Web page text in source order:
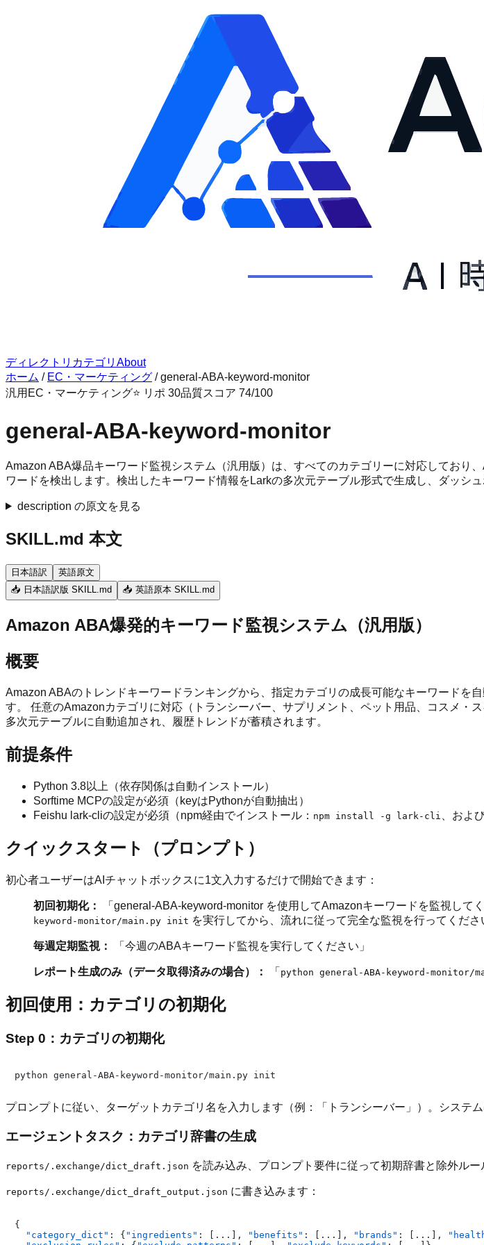
ディレクトリ カテゴリ About
ホーム / EC・マーケティング /general-ABA-keyword-monitor
汎用 EC・マーケティング⭐ リポ 30品質スコア 74/100
general-ABA-keyword-monitor
Amazon ABA爆品キーワード監視システム（汎用版）は、すべてのカテゴリーに対応してお
ワードを検出します。検出したキーワード情報をLarkの多次元テーブル形式で生成し、ダッシ
description の原文を見る
SKILL.md 本文
日本語訳
英語原文
📥 日本語訳版 SKILL.md
📥 英語原本 SKILL.md
Amazon ABA爆発的キーワード監視システム（汎用版）
概要
Amazon ABAのトレンドキーワードランキングから、指定カテゴリの成長可能なキーワードを
す。 任意のAmazonカテゴリに対応（トランシーバー、サプリメント、ペット用品、コスメ・
多次元テーブルに自動追加され、履歴トレンドが蓄積されます。
前提条件
Python 3.8以上（依存関係は自動インストール）
Sorftime MCPの設定が必須（keyはPythonが自動抽出）
Feishu lark-cliの設定が必須（npm経由でインストール： npm install -g lark-cli 、およ
クイックスタート（プロンプト）
初心者ユーザーはAIチャットボックスに1文入力するだけで開始できます：
初回初期化： 「general-ABA-keyword-monitor を使用してAmazonキーワードを監視して
keyword-monitor/main.py init を実行してから、流れに従って完全な監視を行ってくださ
毎週定期監視： 「今週のABAキーワード監視を実行してください」
レポート生成のみ（データ取得済みの場合）： 「 python general-ABA-keyword-monitor/
初回使用：カテゴリの初期化
Step 0：カテゴリの初期化
プロンプトに従い、ターゲットカテゴリ名を入力します（例：「トランシーバー」）。システ
エージェントタスク：カテゴリ辞書の生成
reports/.exchange/dict_draft.json を読み込み、プロンプト要件に従って初期辞書と除外ルー
reports/.exchange/dict_draft_output.json に書き込みます：
{
"category_dict" : { "ingredients" : ... , "benefits" : ... , "brands" : ... ,